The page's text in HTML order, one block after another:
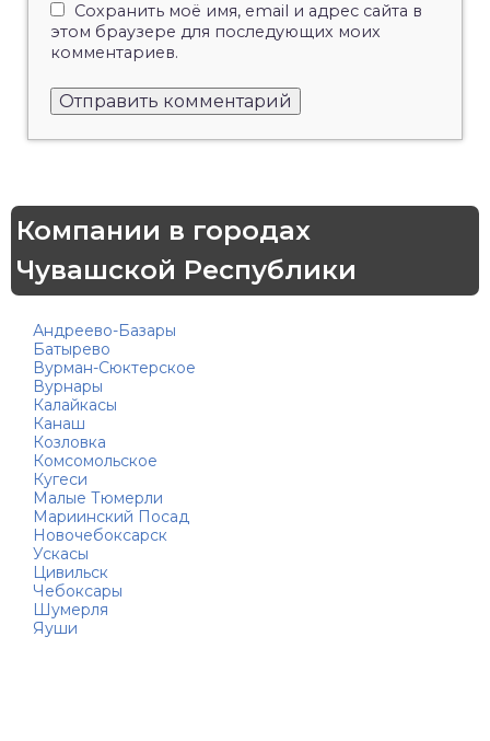
Сохранить моё имя, email и адрес сайта в
этом браузере для последующих моих
комментариев.
Компании в городах
Чувашской Республики
Андреево-Базары
Батырево
Вурман-Сюктерское
Вурнары
Калайкасы
Канаш
Козловка
Комсомольское
Кугеси
Малые Тюмерли
Мариинский Посад
Новочебоксарск
Ускасы
Цивильск
Чебоксары
Шумерля
Яуши